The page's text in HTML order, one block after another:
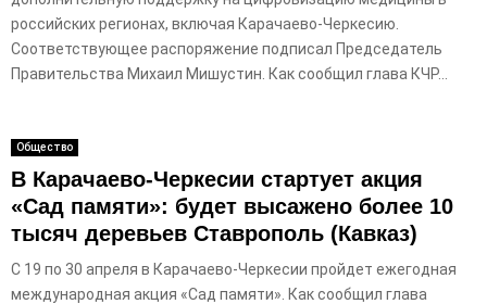
российских регионах, включая Карачаево-Черкесию.
Соответствующее распоряжение подписал Председатель
Правительства Михаил Мишустин. Как сообщил глава КЧР...
Общество
В Карачаево-Черкесии стартует акция
«Сад памяти»: будет высажено более 10
тысяч деревьев Ставрополь (Кавказ)
С 19 по 30 апреля в Карачаево-Черкесии пройдет ежегодная
международная акция «Сад памяти». Как сообщил глава